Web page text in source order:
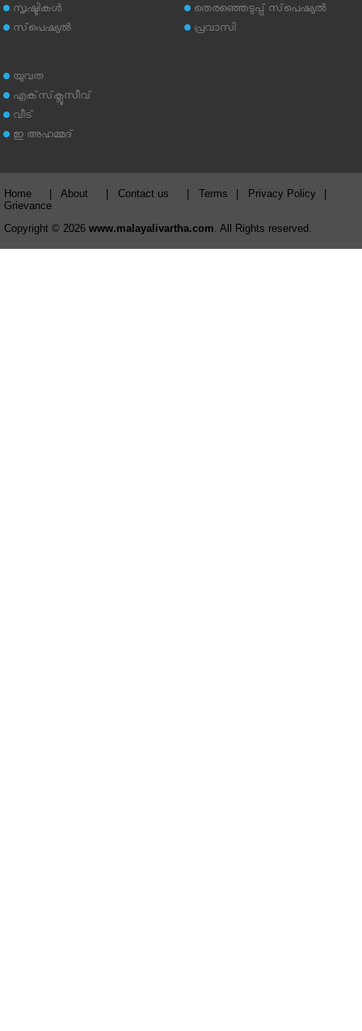
സൃഷ്ടികള്‍
സ്‌പെഷ്യല്‍
തെരഞ്ഞെടുപ്പ് സ്‌പെഷ്യല്‍
പ്രവാസി
യുവത
എക്‌സ്‌ക്ലൂസീവ്
വീട്
ഇ അഹമ്മദ്‌
Home About Contact us Terms Privacy Policy
Grievance
Copyright © 2026 www.malayalivartha.com . All Rights reserved.